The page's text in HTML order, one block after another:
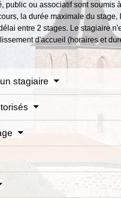
public ou associatif sont
la durée maximale du
entre 2 stages. Le stagiaire
d'accueil (horaires et
stagiaire